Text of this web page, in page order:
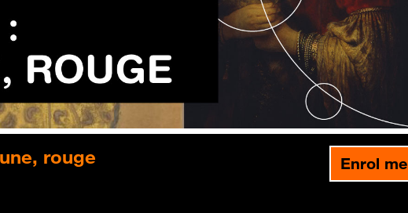
rouge Enrol me